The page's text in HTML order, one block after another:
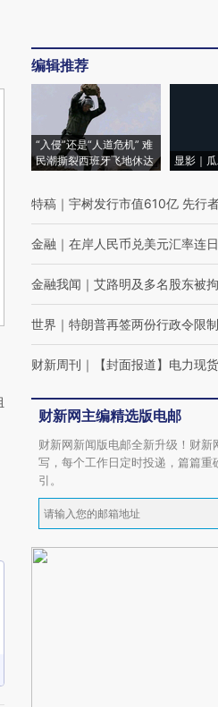
编辑推荐
“入侵”还是“人道危机” 难
民潮撕裂西班牙飞地休达
显影｜
特稿 ｜ 宇树发行市值610亿 先行
金融 ｜ 在岸人民币兑美元汇率连
金融我闻 ｜ 艾路明及多名股东被拘
世界 ｜ 特朗普再签两份行政令限
财新周刊 ｜ 【封面报道】电力现
财新网主编精选版电邮
财新网新闻版电邮全新升级！财新
写，每个工作日定时投递，篇篇重
引。